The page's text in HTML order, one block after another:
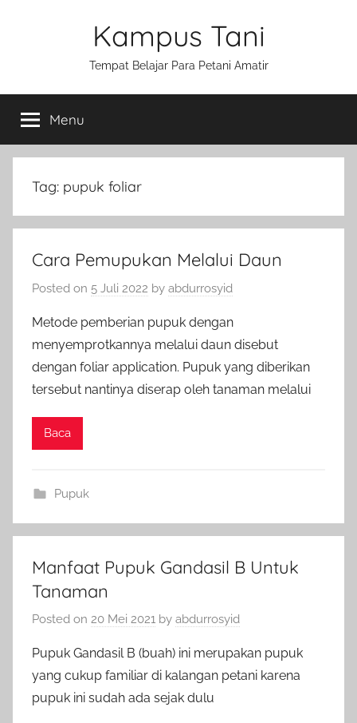
Kampus Tani
Tempat Belajar Para Petani Amatir
Menu
Tag: pupuk foliar
Cara Pemupukan Melalui Daun
Posted on 5 Juli 2022 by abdurrosyid
Metode pemberian pupuk dengan
menyemprotkannya melalui daun disebut
dengan foliar application. Pupuk yang diberikan
tersebut nantinya diserap oleh tanaman melalui
Baca
Pupuk
Manfaat Pupuk Gandasil B Untuk
Tanaman
Posted on 20 Mei 2021 by abdurrosyid
Pupuk Gandasil B (buah) ini merupakan pupuk
yang cukup familiar di kalangan petani karena
pupuk ini sudah ada sejak dulu